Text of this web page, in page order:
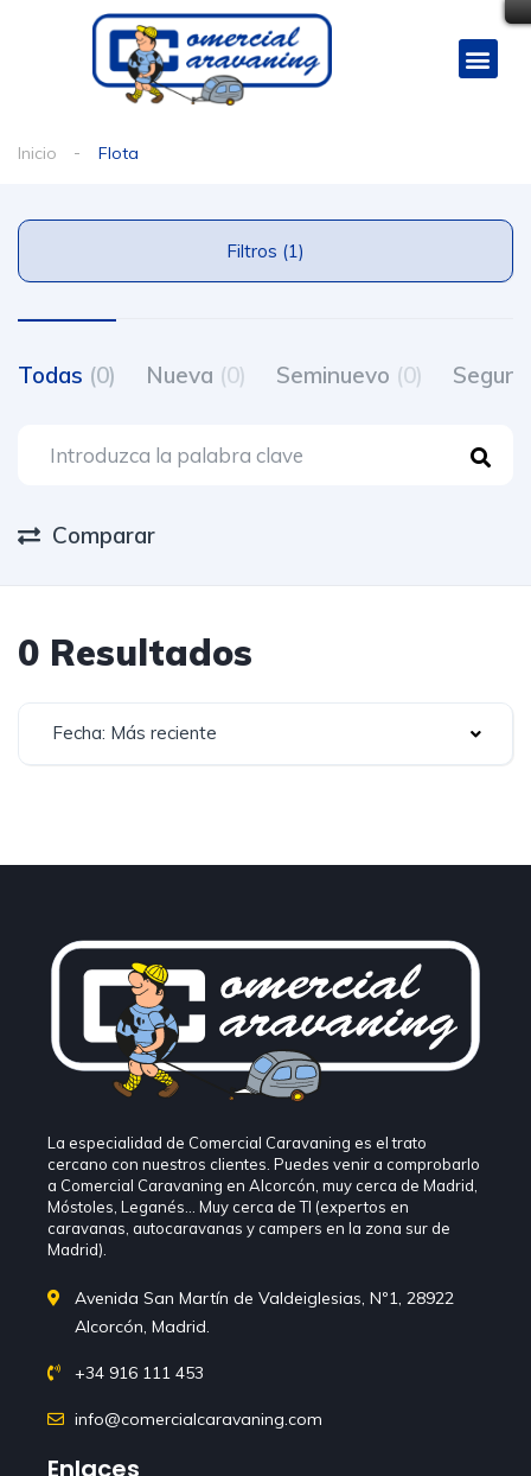
Inicio Flota
Filtros (1)
Todas (0) Nueva (0) Seminuevo (0)
Comparar
0 Resultados
Fecha: Más reciente
La especialidad de Comercial Caravaning es el trato
cercano con nuestros clientes. Puedes venir a comprobarlo
a Comercial Caravaning en Alcorcón, muy cerca de Madrid,
Móstoles, Leganés… Muy cerca de TI (expertos en
caravanas, autocaravanas y campers en la zona sur de
Madrid).
Avenida San Martín de Valdeiglesias, Nº1, 28922
Alcorcón, Madrid.
+34 916 111 453
info@comercialcaravaning.com
Enlaces